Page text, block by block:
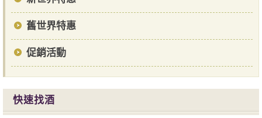
舊世界特惠
促銷活動
快速找酒